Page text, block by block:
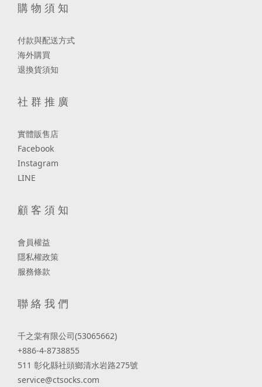
購 物 須 知
付款與配送方式
海外購買
退換貨須知
社 群 推 廣
實體販售店
Facebook
Instagram
LINE
顧 客 須 知
會員權益
隱私權政策
服務條款
聯 絡 我 們
千之棠有限公司(53065662)
+886-4-8738855
511 彰化縣社頭鄉清水岩路275號
service@ctsocks.com